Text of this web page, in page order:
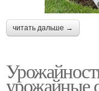
читать дальше →
урожайные